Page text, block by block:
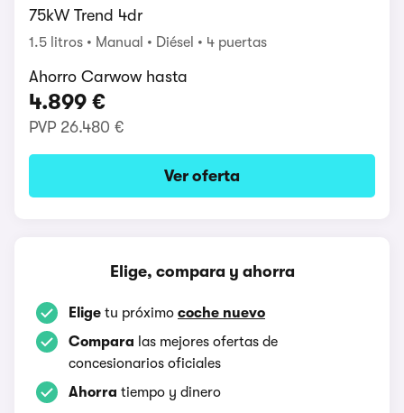
75kW Trend 4dr
1.5 litros Manual Diésel 4 puertas
Ahorro Carwow hasta
4.899 €
PVP 26.480 €
Ver oferta
Elige, compara y ahorra
Elige tu próximo coche nuevo
Compara las mejores ofertas de
concesionarios oficiales
Ahorra tiempo y dinero